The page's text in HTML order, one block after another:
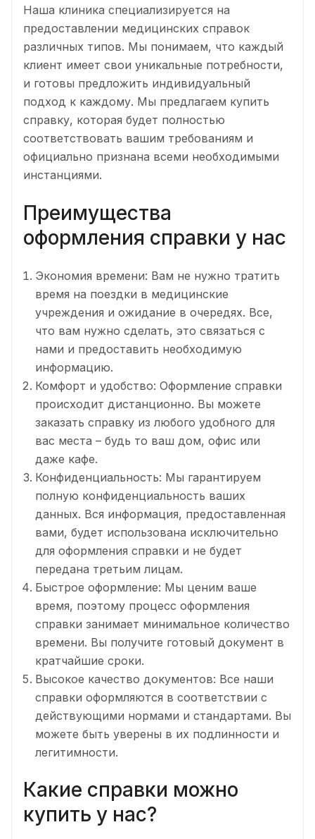
Наша клиника специализируется на
предоставлении медицинских справок
различных типов. Мы понимаем, что каждый
клиент имеет свои уникальные потребности,
и готовы предложить индивидуальный
подход к каждому. Мы предлагаем купить
справку, которая будет полностью
соответствовать вашим требованиям и
официально признана всеми необходимыми
инстанциями.
Преимущества
оформления справки у нас
Экономия времени: Вам не нужно тратить
время на поездки в медицинские
учреждения и ожидание в очередях. Все,
что вам нужно сделать, это связаться с
нами и предоставить необходимую
информацию.
Комфорт и удобство: Оформление справки
происходит дистанционно. Вы можете
заказать справку из любого удобного для
вас места – будь то ваш дом, офис или
даже кафе.
Конфиденциальность: Мы гарантируем
полную конфиденциальность ваших
данных. Вся информация, предоставленная
вами, будет использована исключительно
для оформления справки и не будет
передана третьим лицам.
Быстрое оформление: Мы ценим ваше
время, поэтому процесс оформления
справки занимает минимальное количество
времени. Вы получите готовый документ в
кратчайшие сроки.
Высокое качество документов: Все наши
справки оформляются в соответствии с
действующими нормами и стандартами. Вы
можете быть уверены в их подлинности и
легитимности.
Какие справки можно
купить у нас?